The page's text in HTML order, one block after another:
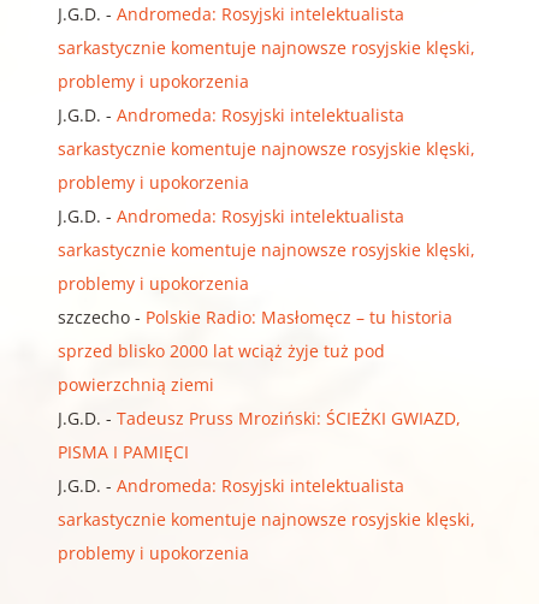
J.G.D. - Andromeda: Rosyjski intelektualista
sarkastycznie komentuje najnowsze rosyjskie klęski,
problemy i upokorzenia
J.G.D. - Andromeda: Rosyjski intelektualista
sarkastycznie komentuje najnowsze rosyjskie klęski,
problemy i upokorzenia
J.G.D. - Andromeda: Rosyjski intelektualista
sarkastycznie komentuje najnowsze rosyjskie klęski,
problemy i upokorzenia
szczecho- Polskie Radio: Masłomęcz – tu historia
sprzed blisko 2000 lat wciąż żyje tuż pod
powierzchnią ziemi
J.G.D. - Tadeusz Pruss Mroziński: ŚCIEŻKI GWIAZD,
PISMA I PAMIĘCI
J.G.D. - Andromeda: Rosyjski intelektualista
sarkastycznie komentuje najnowsze rosyjskie klęski,
problemy i upokorzenia